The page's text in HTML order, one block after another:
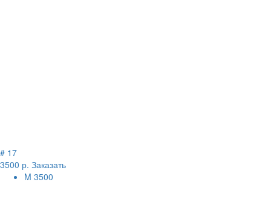
# 17
3500 р. Заказать
M 3500